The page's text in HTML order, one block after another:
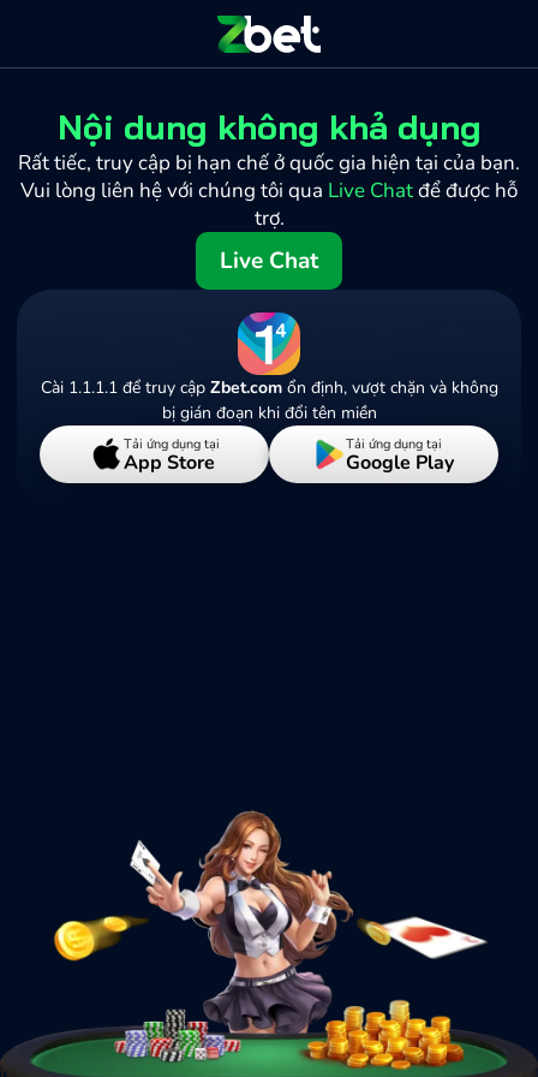
Nội dung không khả dụng
Rất tiếc, truy cập bị hạn chế ở quốc gia hiện tại của bạn.
Vui lòng liên hệ với chúng tôi qua Live Chatđể được hỗ
trợ.
Live Chat
Cài 1.1.1.1 để truy cập Zbet.comổn định, vượt chặn và không
bị gián đoạn khi đổi tên miền
Tải ứng dụng tại
App Store
Tải ứng dụng tại
Google Play